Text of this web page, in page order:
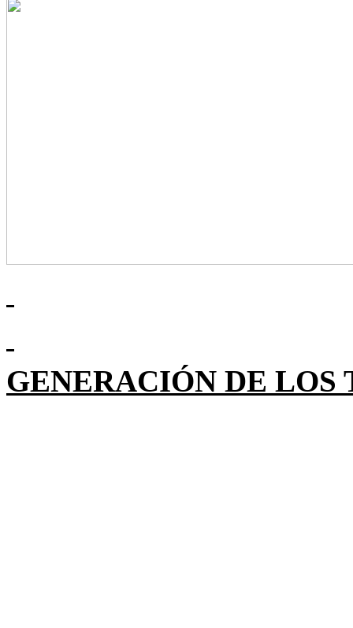
GENERACIÓN DE LOS